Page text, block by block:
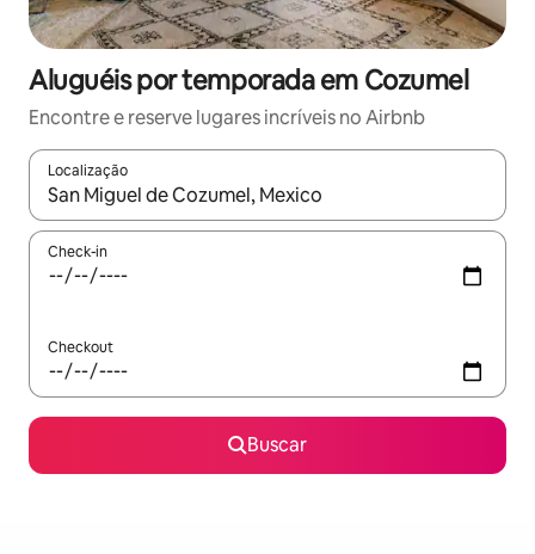
Aluguéis por temporada em Cozumel
Encontre e reserve lugares incríveis no Airbnb
Localização
Quando os resultados estiverem disponíveis, explore-os
Check-in
Checkout
Buscar